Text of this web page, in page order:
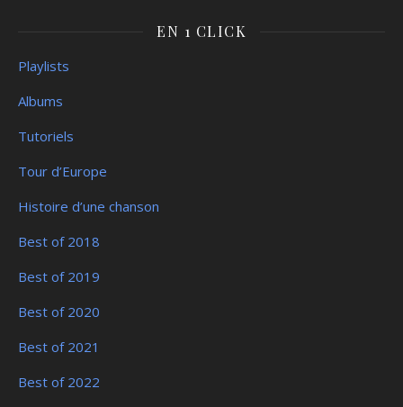
EN 1 CLICK
Playlists
Albums
Tutoriels
Tour d’Europe
Histoire d’une chanson
Best of 2018
Best of 2019
Best of 2020
Best of 2021
Best of 2022